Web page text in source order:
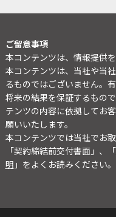
ご留意事項
本コンテンツは、情報提供
本コンテンツは、当社や当
るものではございません。
将来の結果を保証するもの
テンツの内容に依拠してお
願いいたします。
本コンテンツでは当社でお
「契約締結前交付書面」、
明 」をよくお読みください。